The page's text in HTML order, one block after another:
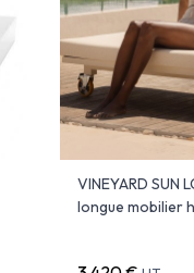
VINEYARD SUN
longue mobilier